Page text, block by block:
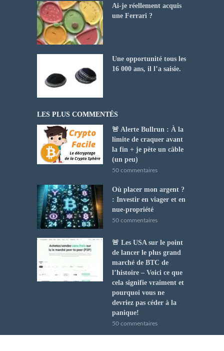
Ai-je réellement acquis
une Ferrari ?
Une opportunité tous les
16 000 ans, il l’a saisie.
LES PLUS COMMENTÉS
🚨 Alerte Bullrun : À la
limite de craquer avant
la fin + je pète un câble
(un peu)
50 commentaires
Où placer mon argent ?
: Investir en viager et en
nue-propriété
50 commentaires
🚨 Les USA sur le point
de lancer le plus grand
marché de BTC de
l’histoire – Voici ce que
cela signifie vraiment et
pourquoi vous ne
devriez pas céder à la
panique!
50 commentaires